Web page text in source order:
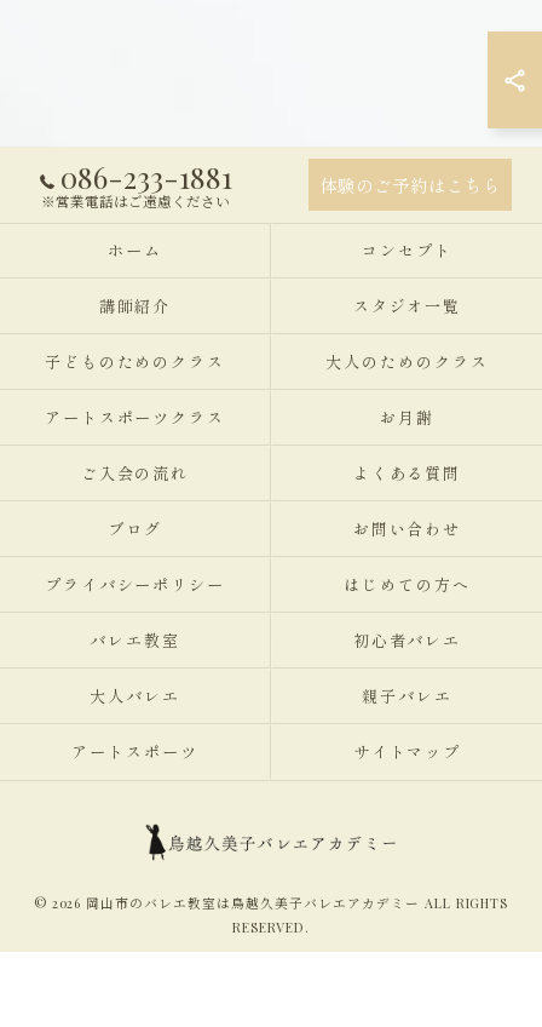
086-233-1881
※営業電話はご遠慮ください
体験のご予約はこちら
ホーム コンセプト
講師紹介 スタジオ一覧
子どものためのクラス 大人のためのクラス
アートスポーツクラス お月謝
ご入会の流れ よくある質問
ブログ お問い合わせ
プライバシーポリシー はじめての方へ
バレエ教室 初心者バレエ
大人バレエ 親子バレエ
アートスポーツ サイトマップ
© 2026 岡山市のバレエ教室は鳥越久美子バレエアカデミー ALL RIGHTS
RESERVED.